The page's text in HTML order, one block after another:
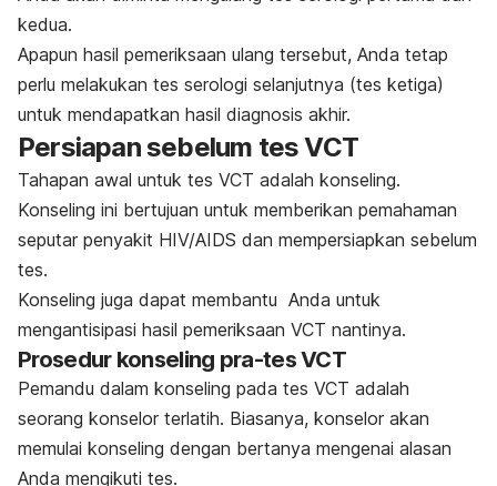
kedua.
Apapun hasil pemeriksaan ulang tersebut, Anda tetap
perlu melakukan tes serologi selanjutnya (tes ketiga)
untuk mendapatkan hasil diagnosis akhir.
Persiapan sebelum tes VCT
Tahapan awal untuk tes VCT adalah konseling.
Konseling ini bertujuan untuk memberikan pemahaman
seputar penyakit HIV/AIDS dan mempersiapkan sebelum
tes.
Konseling juga dapat membantu Anda untuk
mengantisipasi hasil pemeriksaan VCT nantinya.
Prosedur konseling pra-tes VCT
Pemandu dalam konseling pada tes VCT adalah
seorang konselor terlatih. Biasanya, konselor akan
memulai konseling dengan bertanya mengenai alasan
Anda mengikuti tes.